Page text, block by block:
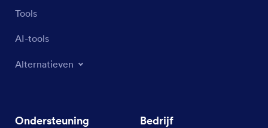
Tools
AI-tools
Alternatieven
Ondersteuning Bedrijf